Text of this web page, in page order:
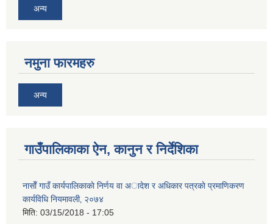
अन्य
नमुना फारमहरु
अन्य
गाउँपालिकाका ऐन, कानुन र निर्देशिका
नासाेँ गाउँ कार्यपालिकाकाे निर्णय वा अादेश र अधिकार पत्रकाे प्रमाणिकरण
कार्यविधि नियमावली‚ २०७४
मिति: 03/15/2018 - 17:05